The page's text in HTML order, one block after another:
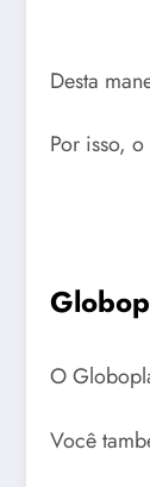
Desta
Por isso, o
O
Você